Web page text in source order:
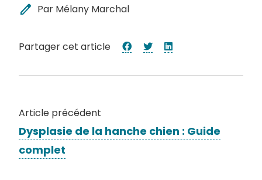
edit Par Mélany Marchal
Partager cet article
Article précédent
Dysplasie de la hanche chien : Guide
complet